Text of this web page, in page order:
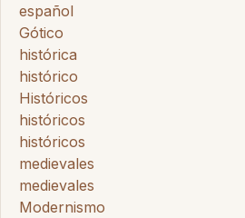
español
Gótico
histórica
histórico
Históricos
históricos
históricos
medievales
medievales
Modernismo